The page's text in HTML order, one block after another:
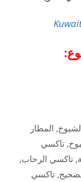
, المطار
, تاكسي
, تاكسي الرحاب,
, تاكسي